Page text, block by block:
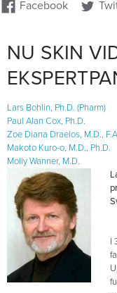
NU SKIN
Lars Bohlin, Ph.D. (Pharm)
Paul Alan Cox, Ph.D.
Zoe Diana Draelos, M.D.,
Makoto Kuro-o, M.D., Ph.D.
Molly Wanner, M.D.
I